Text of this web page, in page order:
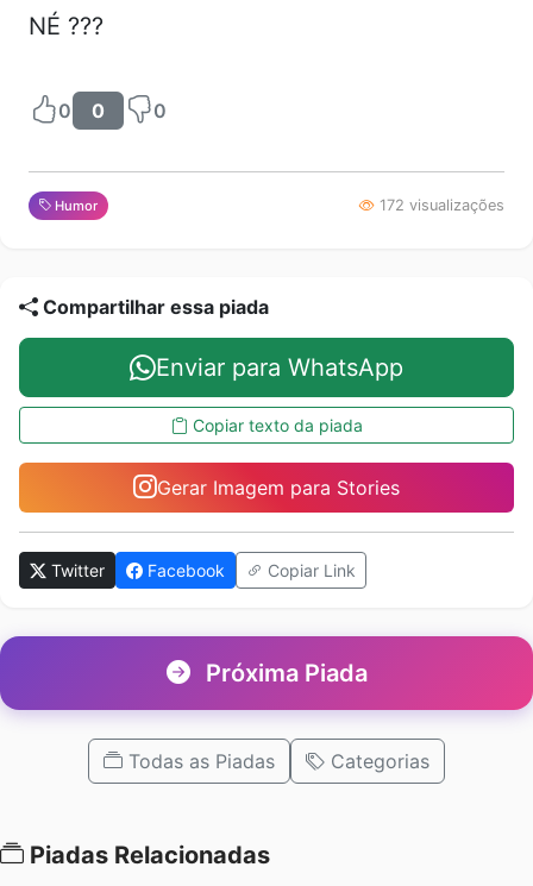
NÉ ???
0 0 0
Humor 172 visualizações
Compartilhar essa piada
Enviar para WhatsApp
Copiar texto da piada
Gerar Imagem para Stories
Twitter Facebook Copiar Link
Próxima Piada
Todas as Piadas Categorias
Piadas Relacionadas